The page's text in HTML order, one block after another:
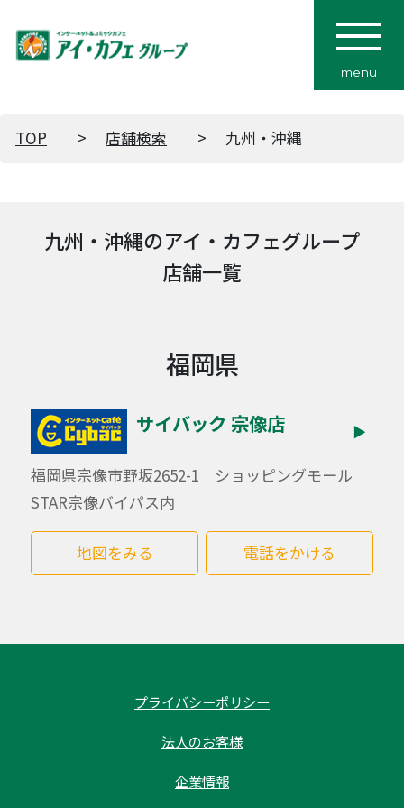
menu
TOP 店舗検索 九州・沖縄
九州・沖縄のアイ・カフェグループ
店舗一覧
福岡県
サイバック 宗像店 ▶
福岡県宗像市野坂2652-1 ショッピングモール
STAR宗像バイパス内
地図をみる 電話をかける
プライバシーポリシー
法人のお客様
企業情報